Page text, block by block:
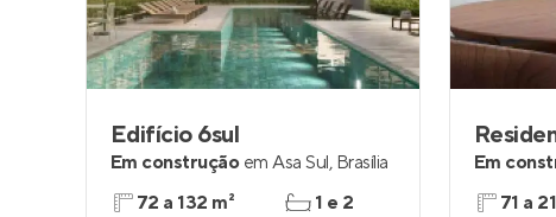
Edifício 6sul
Em construção em Asa Sul, Brasília
72 a 132 m²
1 e 2
Em
71 a